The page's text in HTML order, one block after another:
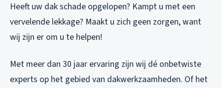
Heeft uw dak schade opgelopen? Kampt u met een
vervelende lekkage? Maakt u zich geen zorgen, want
wij zijn er om u te helpen!
Met meer dan 30 jaar ervaring zijn wij dé onbetwiste
experts op het gebied van dakwerkzaamheden. Of het